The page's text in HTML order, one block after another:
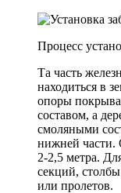
Процесс
Та часть
находиться в
опоры
составом, а
смоляными
нижней части.
2-2,5 метра.
секций,
или пролетов.